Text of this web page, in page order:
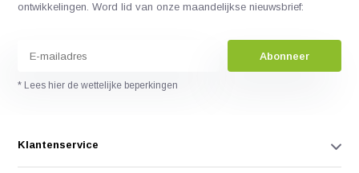
ontwikkelingen. Word lid van onze maandelijkse nieuwsbrief:
Abonneer
* Lees hier de wettelijke beperkingen
Klantenservice